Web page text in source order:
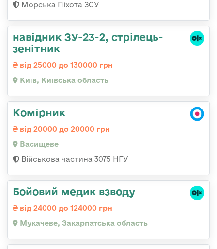
Морська Піхота ЗСУ
навідник ЗУ-23-2, стрілець-
зенітник
від 25000 до 130000 грн
Київ, Київська область
Комірник
від 20000 до 20000 грн
Васищеве
Військова частина 3075 НГУ
Бойовий медик взводу
від 24000 до 124000 грн
Мукачеве, Закарпатська область